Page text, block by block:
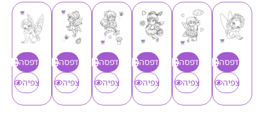
הדפסה
צפיה
הדפסה
צפיה
הדפסה
צפיה
הדפסה
צפיה
הדפסה
צפיה
הדפסה
צפיה